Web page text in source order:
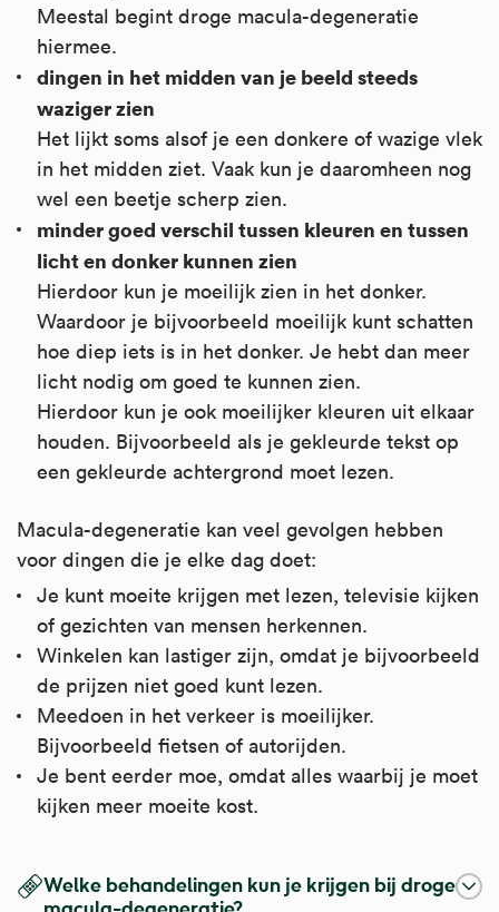
Meestal begint droge macula-degeneratie
hiermee.
dingen in het midden van je beeld steeds
waziger zien
Het lijkt soms alsof je een donkere of wazige vlek
in het midden ziet. Vaak kun je daaromheen nog
wel een beetje scherp zien.
minder goed verschil tussen kleuren en tussen
licht en donker kunnen zien
Hierdoor kun je moeilijk zien in het donker.
Waardoor je bijvoorbeeld moeilijk kunt schatten
hoe diep iets is in het donker. Je hebt dan meer
licht nodig om goed te kunnen zien.
Hierdoor kun je ook moeilijker kleuren uit elkaar
houden. Bijvoorbeeld als je gekleurde tekst op
een gekleurde achtergrond moet lezen.
Macula-degeneratie kan veel gevolgen hebben
voor dingen die je elke dag doet:
Je kunt moeite krijgen met lezen, televisie kijken
of gezichten van mensen herkennen.
Winkelen kan lastiger zijn, omdat je bijvoorbeeld
de prijzen niet goed kunt lezen.
Meedoen in het verkeer is moeilijker.
Bijvoorbeeld fietsen of autorijden.
Je bent eerder moe, omdat alles waarbij je moet
kijken meer moeite kost.
Welke behandelingen kun je krijgen bij droge